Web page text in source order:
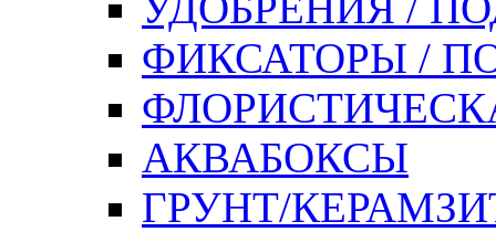
ФИКСАТОРЫ /
АКВАБОКСЫ
ГРУНТ/